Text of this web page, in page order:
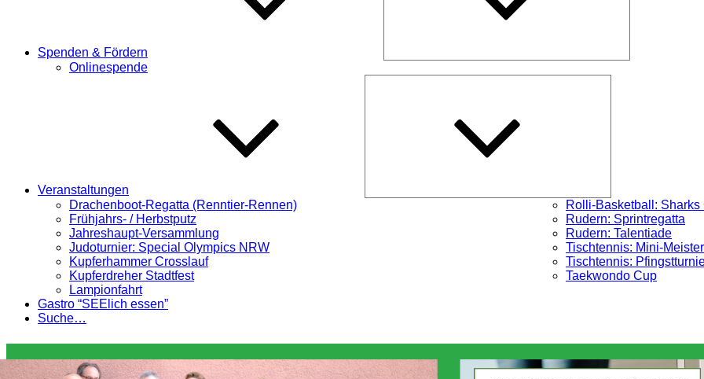
Spenden & Fördern
Onlinespende
Veranstaltungen
Drachenboot-Regatta (Renntier-Rennen)
Frühjahrs- / Herbstputz
Jahreshaupt-Versammlung
Judoturnier: Special Olympics NRW
Kupferhammer Crosslauf
Kupferdreher Stadtfest
Lampionfahrt
Rolli-Basketball: Sharks
Rudern: Sprintregatta
Rudern: Talentiade
Tischtennis: Mini-
Tischtennis:
Taekwondo Cup
Gastro “SEElich essen”
Suche…